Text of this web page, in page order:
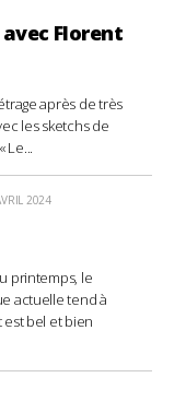
Florent
après de très
les sketchs de
Le...
2024
printemps, le
actuelle tend à
bel et bien